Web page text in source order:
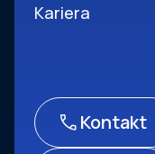
Kariera
Kontakt